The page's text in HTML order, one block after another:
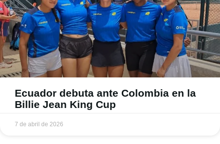
Ecuador debuta ante Colombia en la
Billie Jean King Cup
7 de abril de 2026